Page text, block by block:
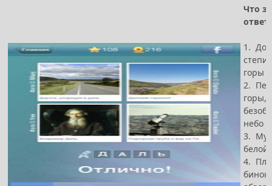
Что
1.
горы
2.
горы,
небо
3.
белой
4.